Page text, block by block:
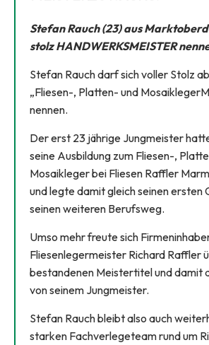
Stefan Rauch (23) aus
stolz HANDWERKSMEISTER
Stefan Rauch darf sich voller Stolz
„Fliesen-, Platten- und
nennen.
Der erst 23 jährige Jungmeister
seine Ausbildung zum Fliesen-,
Mosaikleger bei Fliesen Raffler
und legte damit gleich seinen ersten
seinen weiteren Berufsweg.
Umso mehr freute sich
Fliesenlegermeister Richard Raffler
bestandenen Meistertitel und damit
von seinem Jungmeister.
Stefan Rauch bleibt also auch
starken Fachverlegeteam rund um